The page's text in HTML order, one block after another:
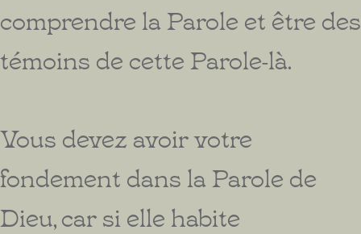
comprendre la Parole et être des
témoins de cette Parole-là.
Vous devez avoir votre
fondement dans la Parole de
Dieu, car si elle habite